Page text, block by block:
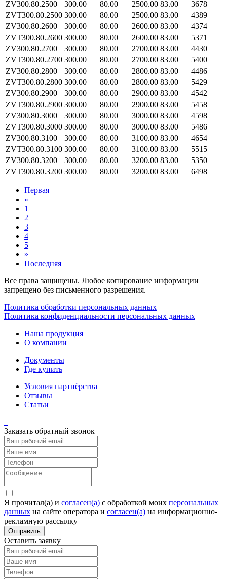
ZV300.80.2500 300.00 80.00 2500.00 83.00
3678
ZVT300.80.2500 300.00 80.00 2500.00 83.00
4389
ZV300.80.2600
300.00 80.00 2600.00 83.00
4374
ZVT300.80.2600 300.00 80.00 2600.00 83.00
5371
ZV300.80.2700
300.00 80.00 2700.00 83.00
4430
ZVT300.80.2700 300.00 80.00 2700.00 83.00
5400
ZV300.80.2800
300.00 80.00 2800.00 83.00
4486
ZVT300.80.2800 300.00 80.00 2800.00 83.00
5429
ZV300.80.2900
300.00 80.00 2900.00 83.00
4542
ZVT300.80.2900 300.00 80.00 2900.00 83.00
5458
ZV300.80.3000
300.00 80.00 3000.00 83.00
4598
ZVT300.80.3000 300.00 80.00 3000.00 83.00
5486
ZV300.80.3100
300.00 80.00 3100.00 83.00
4654
ZVT300.80.3100 300.00 80.00 3100.00 83.00
5515
ZV300.80.3200
300.00 80.00 3200.00 83.00
5350
ZVT300.80.3200 300.00 80.00 3200.00 83.00 6498
Первая
«
1
2
3
4
5
»
Последняя
Все права защищены. Любое копирование информации
запрещено без письменного разрешения.
Политика обработки персональных данных
Политика конфиденциальности персональных данных
Наша продукция
О компании
Документы
Где купить
Условия партнёрства
Отзывы
Статьи
Заказать обратный звонок
Я прочитал(а) и согласен(а) c обработкой моих персональных
данных на сайте оператора и согласен(а) на информационно-
рекламную рассылку
Отправить
Оставить заявку